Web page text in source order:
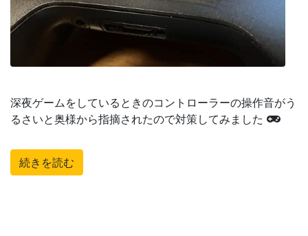
深夜ゲームをしているときのコントローラーの操作音がう
るさいと奥様から指摘されたので対策してみました
続きを読む